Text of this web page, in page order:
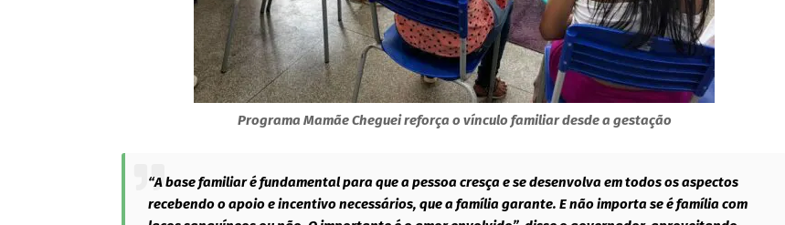
Programa Mamãe Cheguei reforça o vínculo familiar desde a gestação
“A base familiar é fundamental para que a pessoa cresça e se desenvolva em todos os aspectos
recebendo o apoio e incentivo necessários, que a família garante. E não importa se é família com